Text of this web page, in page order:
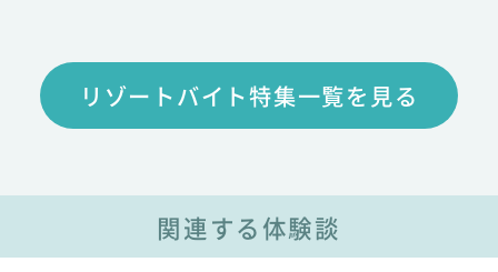
リゾートバイト特集一覧を見る
関連する体験談